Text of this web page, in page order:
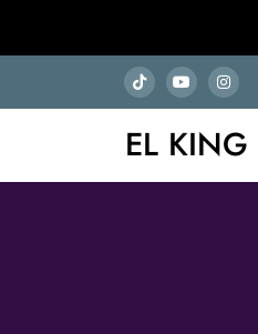
EL KING